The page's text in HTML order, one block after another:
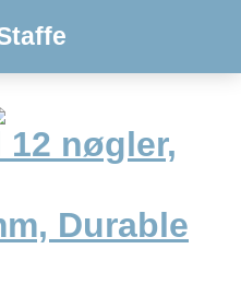
nøgler,
Durable